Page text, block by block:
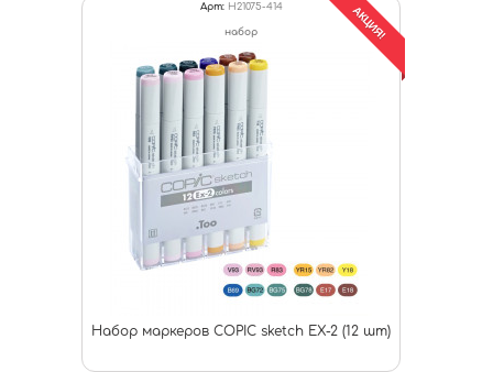
Арт: H21075-414
набор
Набор маркеров COPIC sketch EX-2 (12 шт)
АКЦИЯ!